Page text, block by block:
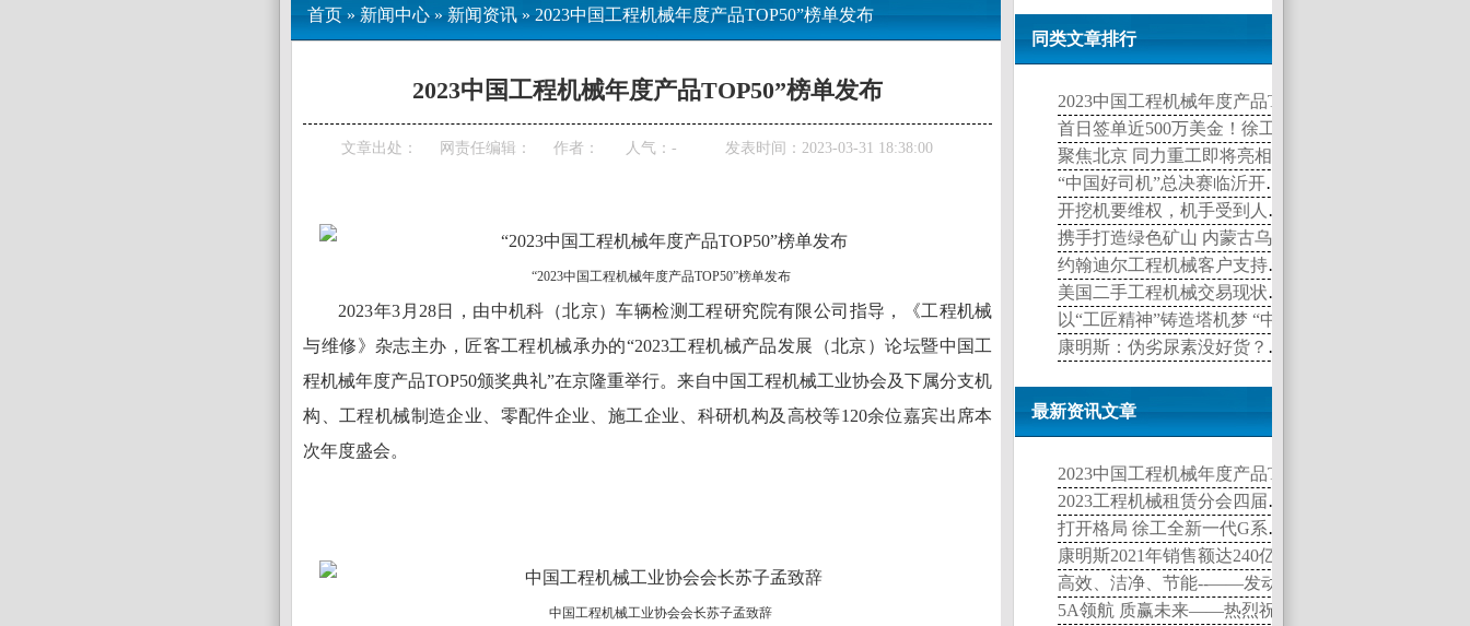
首页 » 新闻中心 » 新闻资讯» 2023中国工程机械年度产品TOP50”榜单发布
2023中国工程机械年度产品TOP50”榜单发布
文章出处： 网责任编辑： 作者： 人气： - 发表时间：2023-03-31 18:38:00
“2023中国工程机械年度产品TOP50”榜单发布
2023年3月28日，由中机科（北京）车辆检测工程研究院有限公司指导，《工程机械
与维修》杂志主办，匠客工程机械承办的“2023工程机械产品发展（北京）论坛暨中国工
程机械年度产品TOP50颁奖典礼”在京隆重举行。来自中国工程机械工业协会及下属分支机
构、工程机械制造企业、零配件企业、施工企业、科研机构及高校等120余位嘉宾出席本
次年度盛会。
中国工程机械工业协会会长苏子孟致辞
同类文章排行
“中国好司机”总决赛临沂开战，看四站晋级学员巅峰对决！
开挖机要维权，机手受到人身伤害谁负责？
约翰迪尔工程机械客户支持经理肖伟群：精耕服务打造伙伴式客户关系
美国二手工程机械交易现状报告（1）
康明斯：伪劣尿素没好货？其实还有可能闯大祸！
最新资讯文章
2023工程机械租赁分会四届一次会员代表大会暨租赁行业峰会举行
打开格局 徐工全新一代G系列产品重塑行业核心价值